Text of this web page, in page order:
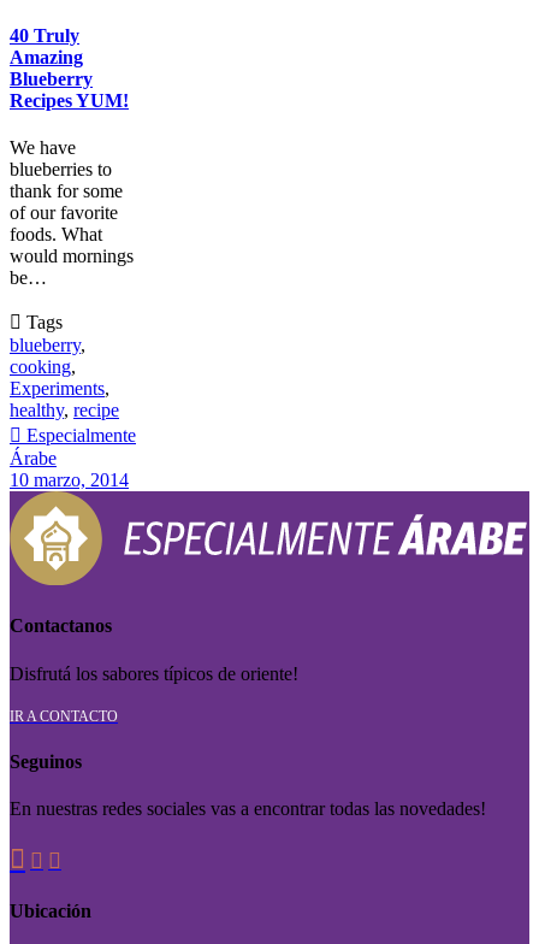
40 Truly
Amazing
Blueberry
Recipes YUM!
We have
blueberries to
thank for some
of our favorite
foods. What
would mornings
be…
 Tags
blueberry,
cooking,
Experiments,
healthy, recipe
 Especialmente
Árabe
10 marzo, 2014
Contactanos
Disfrutá los sabores típicos de oriente!
IR A CONTACTO
Seguinos
En nuestras redes sociales vas a encontrar todas las novedades!
  
Ubicación